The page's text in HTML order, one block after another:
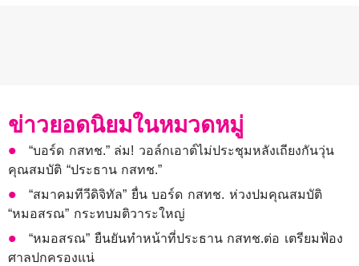
ข่าวยอดนิยมในหมวดหมู่
“บอร์ด กสทช.” ล่ม! วอล์กเอาต์ไม่ประชุมหลังเถียงกันวุ่น
คุณสมบัติ “ประธาน กสทช.”
“สมาคมทีวีดิจิทัล” ยื่น บอร์ด กสทช. ห่วงปมคุณสมบัติ
“หมอสรณ” กระทบมติวาระใหญ่
“หมอสรณ” ยืนยันทำหน้าที่ประธาน กสทช.ต่อ เตรียมฟ้อง
ศาลปกครองแน่